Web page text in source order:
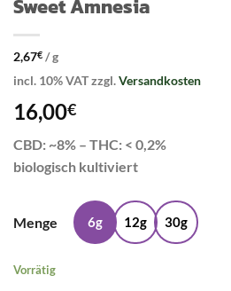
Sweet Amnesia
2,67€ /g
incl. 10% VATzzgl.Versandkosten
16,00€
CBD: ~8% – THC: < 0,2%
biologisch kultiviert
Menge 6g 12g 30g
Vorrätig